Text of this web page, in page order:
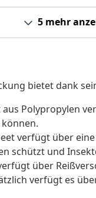
5 mehr
bietet dank
Polypropylen
verfügt über
schützt und
über
verfügt es